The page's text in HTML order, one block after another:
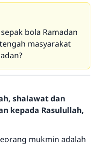
bola Ramadan
masyarakat
shalawat dan
kepada Rasulullah,
mukmin adalah